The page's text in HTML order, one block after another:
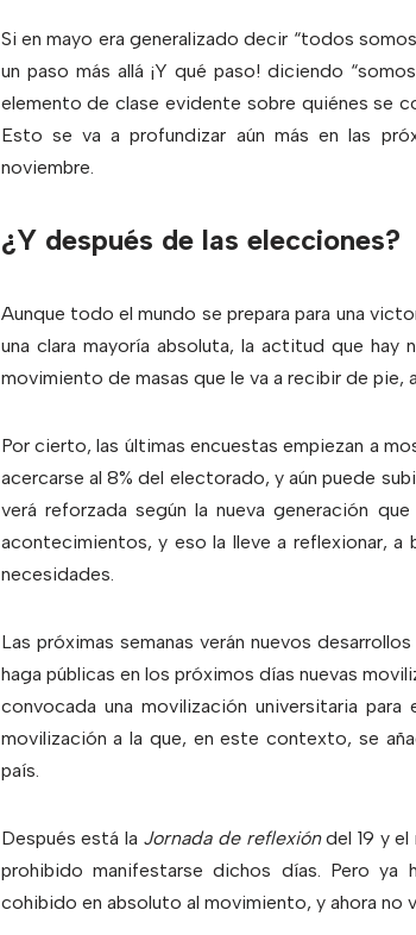
Si en mayo era generalizado decir “todos
un paso más allá ¡Y qué paso! diciendo
elemento de clase evidente sobre quiénes se
Esto se va a profundizar aún más en las
noviembre.
¿Y después de las elecciones?
Aunque todo el mundo se prepara para una
una clara mayoría absoluta, la actitud que hay
movimiento de masas que le va a recibir de pie,
Por cierto, las últimas encuestas empiezan a
acercarse al 8% del electorado, y aún puede
verá reforzada según la nueva generación
acontecimientos, y eso la lleve a reflexionar, a
necesidades.
Las próximas semanas verán nuevos
haga públicas en los próximos días nuevas
convocada una movilización universitaria
movilización a la que, en este contexto, se
país.
Después está la Jornadade reflexióndel 19 y el
prohibido manifestarse dichos días. Pero
cohibido en absoluto al movimiento, y ahora no